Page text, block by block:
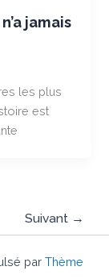
jamais
les plus
est
Suivant →
par Thème